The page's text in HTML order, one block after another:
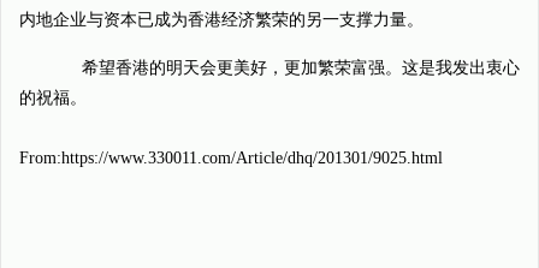
内地企业与资本已成为香港经济繁荣的另一支撑力量。
希望香港的明天会更美好，更加繁荣富强。这是我发出衷心
的祝福。
From:https://www.330011.com/Article/dhq/201301/9025.html